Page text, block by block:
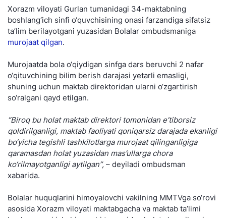
Xorazm viloyati Gurlan tumanidagi 34-maktabning
boshlang‘ich sinfi o‘quvchisining onasi farzandiga sifatsiz
ta’lim berilayotgani yuzasidan Bolalar ombudsmaniga
murojaat qilgan.
Murojaatda bola o‘qiydigan sinfga dars beruvchi 2 nafar
o‘qituvchining bilim berish darajasi yetarli emasligi,
shuning uchun maktab direktoridan ularni o‘zgartirish
so‘ralgani qayd etilgan.
“Biroq bu holat maktab direktori tomonidan e’tiborsiz
qoldirilganligi, maktab faoliyati qoniqarsiz darajada ekanligi
bo‘yicha tegishli tashkilotlarga murojaat qilinganligiga
qaramasdan holat yuzasidan mas’ullarga chora
ko‘rilmayotganligi aytilgan”, – deyiladi ombudsman
xabarida.
Bolalar huquqlarini himoyalovchi vakilning MMTVga so‘rovi
asosida Xorazm viloyati maktabgacha va maktab ta’limi